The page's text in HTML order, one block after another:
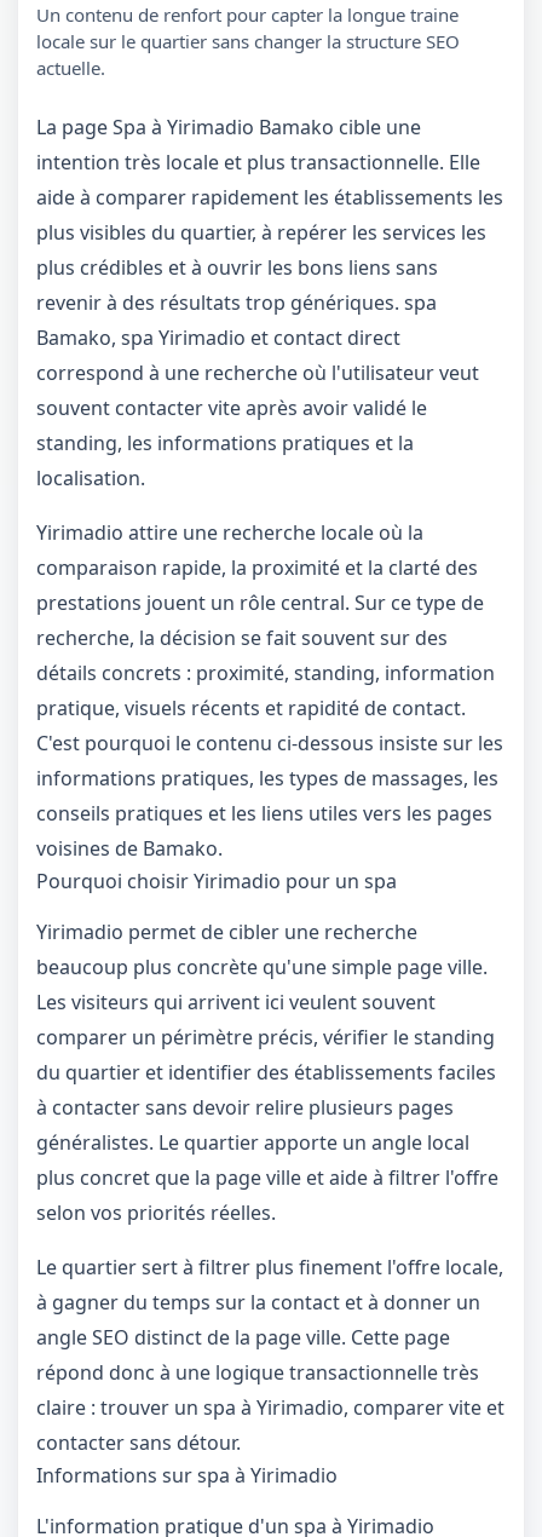
Un contenu de renfort pour capter la longue traine
locale sur le quartier sans changer la structure SEO
actuelle.
La page Spa à Yirimadio Bamako cible une
intention très locale et plus transactionnelle. Elle
aide à comparer rapidement les établissements les
plus visibles du quartier, à repérer les services les
plus crédibles et à ouvrir les bons liens sans
revenir à des résultats trop génériques. spa
Bamako, spa Yirimadio et contact direct
correspond à une recherche où l'utilisateur veut
souvent contacter vite après avoir validé le
standing, les informations pratiques et la
localisation.
Yirimadio attire une recherche locale où la
comparaison rapide, la proximité et la clarté des
prestations jouent un rôle central. Sur ce type de
recherche, la décision se fait souvent sur des
détails concrets : proximité, standing, information
pratique, visuels récents et rapidité de contact.
C'est pourquoi le contenu ci-dessous insiste sur les
informations pratiques, les types de massages, les
conseils pratiques et les liens utiles vers les pages
voisines de Bamako.
Pourquoi choisir Yirimadio pour un spa
Yirimadio permet de cibler une recherche
beaucoup plus concrète qu'une simple page ville.
Les visiteurs qui arrivent ici veulent souvent
comparer un périmètre précis, vérifier le standing
du quartier et identifier des établissements faciles
à contacter sans devoir relire plusieurs pages
généralistes. Le quartier apporte un angle local
plus concret que la page ville et aide à filtrer l'offre
selon vos priorités réelles.
Le quartier sert à filtrer plus finement l'offre locale,
à gagner du temps sur la contact et à donner un
angle SEO distinct de la page ville. Cette page
répond donc à une logique transactionnelle très
claire : trouver un spa à Yirimadio, comparer vite et
contacter sans détour.
Informations sur spa à Yirimadio
L'information pratique d'un spa à Yirimadio